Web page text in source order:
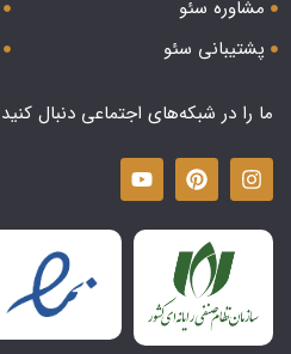
مشاوره سئو
پشتیبانی سئو
ما را در شبکه‌های اجتماعی دنبال